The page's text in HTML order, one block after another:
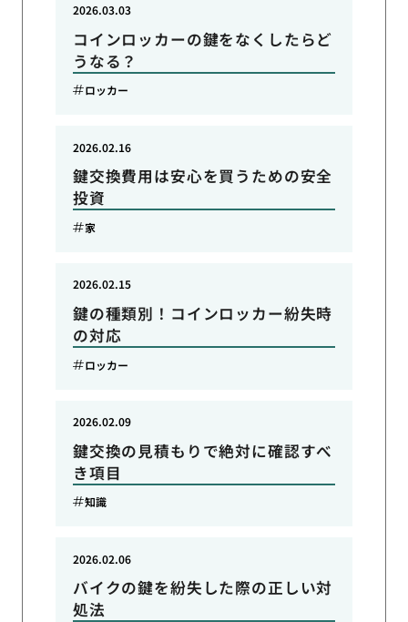
コインロッカーの鍵をなくしたらど
うなる？
2026.03.03
ロッカー
鍵交換費用は安心を買うための安全
投資
2026.02.16
家
鍵の種類別！コインロッカー紛失時
の対応
2026.02.15
ロッカー
鍵交換の見積もりで絶対に確認すべ
き項目
2026.02.09
知識
バイクの鍵を紛失した際の正しい対
処法
2026.02.06